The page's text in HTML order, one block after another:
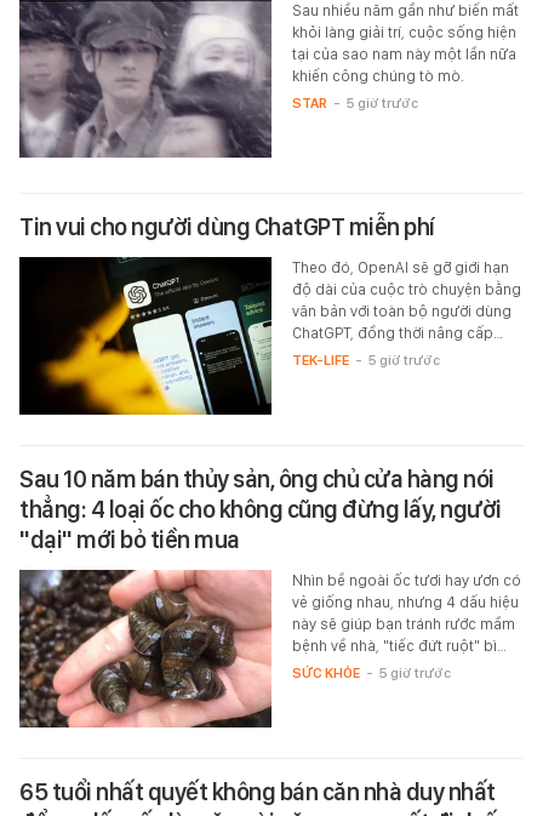
Sau nhiều năm gần như biến mất
khỏi làng giải trí, cuộc sống hiện
tại của sao nam này một lần nữa
khiến công chúng tò mò.
STAR - 5 giờ trước
Tin vui cho người dùng ChatGPT miễn phí
Theo đó, OpenAI sẽ gỡ giới hạn
độ dài của cuộc trò chuyện bằng
văn bản với toàn bộ người dùng
ChatGPT, đồng thời nâng cấp…
TEK-LIFE - 5 giờ trước
Sau 10 năm bán thủy sản, ông chủ cửa hàng nói
thẳng: 4 loại ốc cho không cũng đừng lấy, người
"dại" mới bỏ tiền mua
Nhìn bề ngoài ốc tươi hay ươn có
vẻ giống nhau, nhưng 4 dấu hiệu
này sẽ giúp bạn tránh rước mầm
bệnh về nhà, "tiếc đứt ruột" bì…
SỨC KHỎE - 5 giờ trước
65 tuổi nhất quyết không bán căn nhà duy nhất